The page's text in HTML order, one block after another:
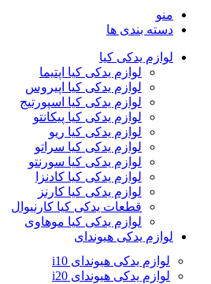
منو
دسته بندی ها
لوازم یدکی کیا
لوازم یدکی کیا اپتیما
لوازم یدکی کیا اپیروس
لوازم یدکی کیا اسپورتیج
لوازم یدکی کیا پیکانتو
لوازم یدکی کیا ریو
لوازم یدکی کیا سراتو
لوازم یدکی کیا سورنتو
لوازم یدکی کیا کادنزا
لوازم یدکی کیا کارنز
قطعات یدکی کیا کارنیوال
لوازم یدکی کیا موهاوی
لوازم یدکی هیوندای
لوازم یدکی هیوندای i10
لوازم یدکی هیوندای i20